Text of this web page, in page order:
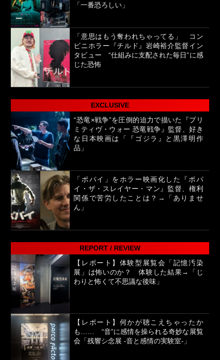
「一番恐ろしい」
「意思はもう奪われちゃってる」 コン
ビニホラー『チルド』岩崎裕介監督イン
タビュー “仕組みに支配された毎日”に感
じた恐怖
EXCLUSIVE
“恐竜×戦争”を圧倒的迫力で描いた『プリ
ミティヴ・ウォー 恐竜戦争』監督、好き
な日本映画は「『ゴジラ』と黒澤明作
品」
「ポパイ」をホラー映画化した『ポパ
イ・ザ・スレイヤー・マン』監督、権利
関係で苦労したことは？→「ありませ
ん」
REPORT / REVIEW
【レポート】体験型展覧会「記憶汚染
展」は怖いのか？ 体験した結果→「じ
わりと怖くて不思議な後味」
【レポート】何かが聴こえちゃったか
も…… “音”に感情を操られる奇妙な展覧
会「残響シ念展 -⾳と感情の実験室-」